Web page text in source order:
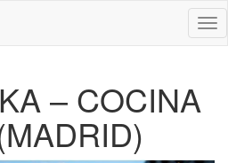
– COCINA